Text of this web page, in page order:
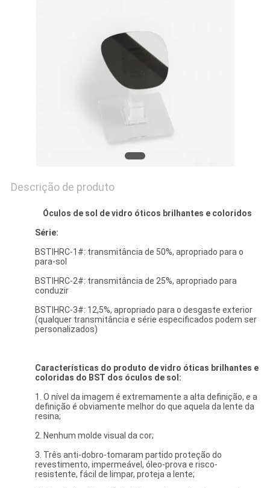
Descrição de produto
Óculos de sol de vidro óticos brilhantes e coloridos
Série:
BSTIHRC-1#: transmitância de 50%, apropriado para o
para-sol
BSTIHRC-2#: transmitância de 25%, apropriado para
conduzir
BSTIHRC-3#: 12,5%, apropriado para o desgaste exterior
(qualquer transmitância e série especificados podem ser
personalizados)
Características do produto de vidro óticas brilhantes e
coloridas do BST dos óculos de sol :
1. O nível da imagem é extremamente a alta definição, e a
definição é obviamente melhor do que aquela da lente da
resina;
2. Nenhum molde visual da cor;
3. Três anti-dobro-tomaram partido proteção do
revestimento, impermeável, óleo-prova e risco-
resistente, fácil de limpar, proteja a lente;